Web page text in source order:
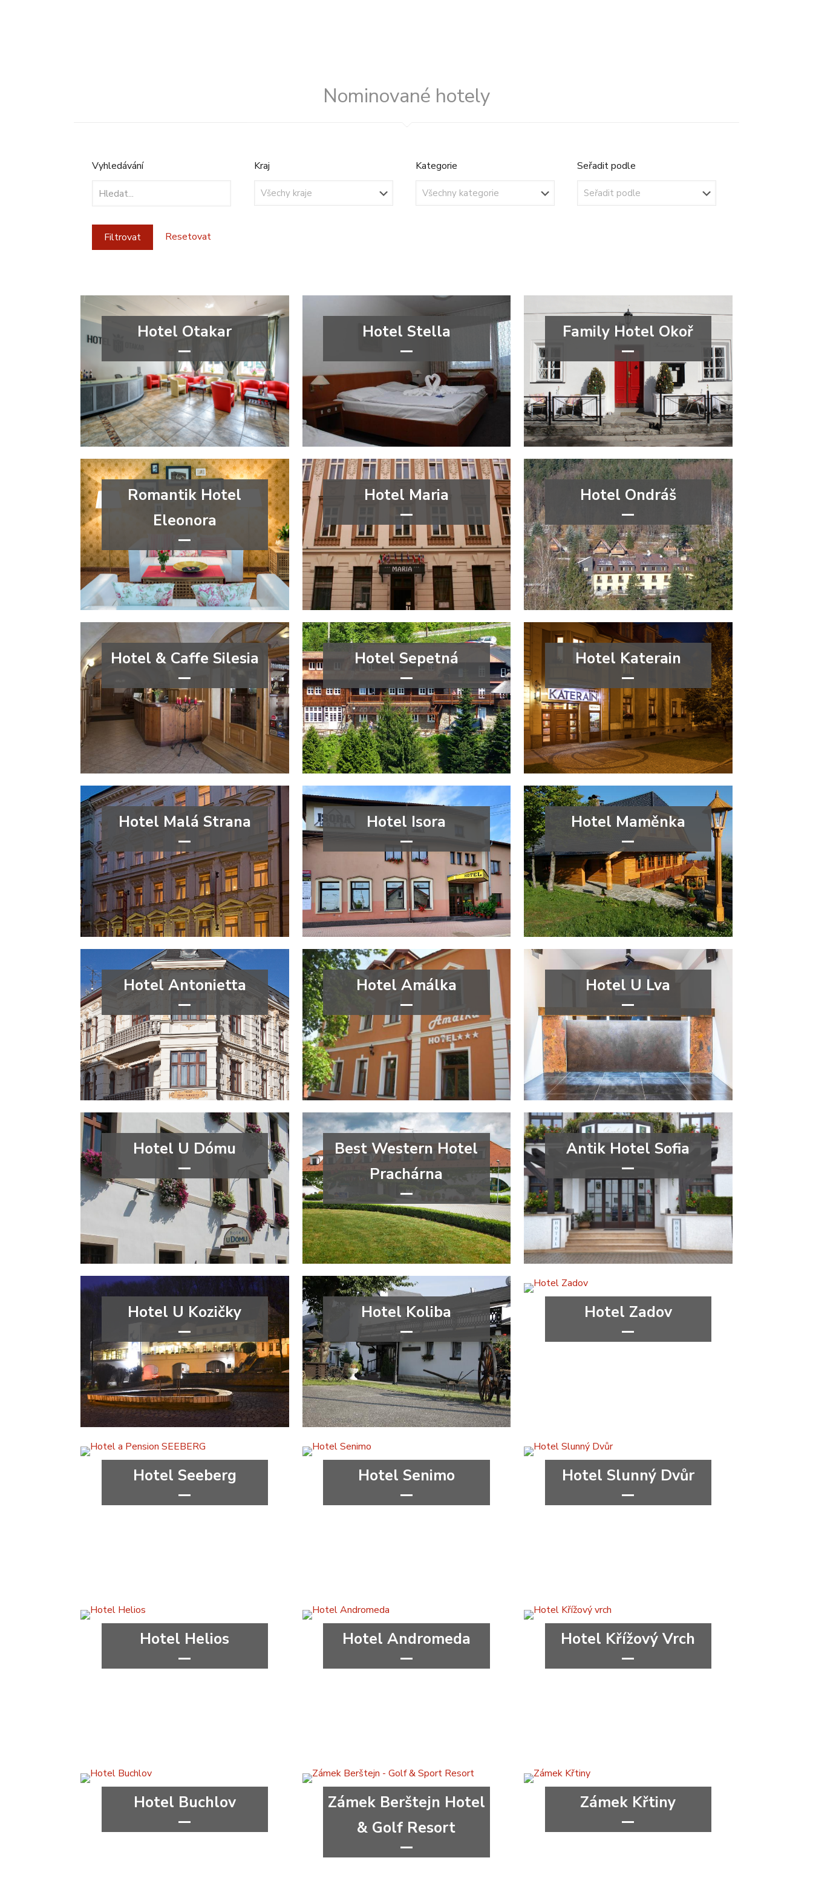
Nominované hotely
Vyhledávání
Kraj
Kraj
Kategorie
Kategorie
Seřadit podle
Resetovat
Hotel Otakar
***
wellness&spa
Hlavní město Praha
Praha 4
Hotel Stella
***
Plzeňský kraj
Family Hotel Okoř
***
Středočeský kraj
Romantik Hotel
Eleonora
***
Jihočeský kraj
Hotel Maria
***
Moravskoslezský kraj
Hotel Ondráš
***
Moravskoslezský kraj
Hotel & Caffe Silesia
***
Moravskoslezský kraj
Hotel Sepetná
***
Moravskoslezský kraj
Hotel Katerain
***
wellness&spa
Moravskoslezský kraj
Hotel Malá Strana
***
Hlavní město Praha
Praha 5
Hotel Isora
***
Moravskoslezský kraj
Hotel Maměnka
***
Moravskoslezský kraj
Hotel Antonietta
***
Ústecký kraj
Hotel Amálka
***
Ústecký kraj
Hotel U Lva
***
Ústecký kraj
Hotel U Dómu
***
Olomoucký kraj
Best Western Hotel
Prachárna
***
Olomoucký kraj
Antik Hotel Sofia
***
Pardubický kraj
Hotel U Kozičky
***
Ústecký kraj
Hotel Koliba
congress
wellness&spa
Ústecký kraj
Hotel Zadov
Hotel Seeberg Hotel Senimo Hotel Slunný Dvůr
Hotel Helios Hotel Andromeda Hotel Křížový Vrch
Hotel Buchlov
Zámek Berštejn Hotel
& Golf Resort
Zámek Křtiny